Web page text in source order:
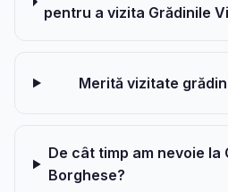
pentru a vizita Grădinile
Merită vizitate
De cât timp am nevoie la
Borghese?